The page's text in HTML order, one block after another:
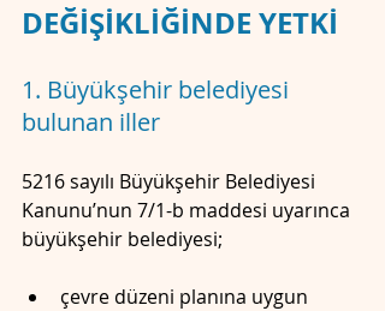
DEĞİŞİKLİĞİNDE YETKİ
1. Büyükşehir belediyesi
bulunan iller
5216 sayılı Büyükşehir Belediyesi
Kanunu’nun 7/1-b maddesi uyarınca
büyükşehir belediyesi;
çevre düzeni planına uygun